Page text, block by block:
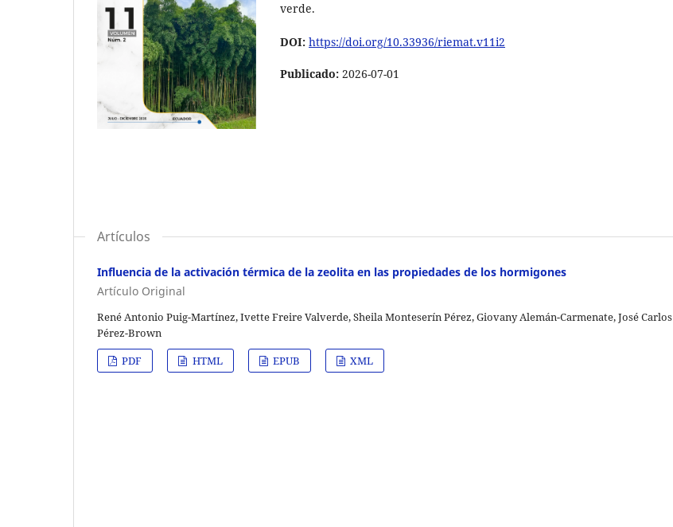
verde.
DOI: https://doi.org/10.33936/riemat.v11i2
Publicado: 2026-07-01
Artículos
Influencia de la activación térmica de la zeolita en las propiedades de los hormigones
Artículo Original
René Antonio Puig-Martínez, Ivette Freire Valverde, Sheila Monteserín Pérez, Giovany Alemán-Carmenate, José Carlos
Pérez-Brown
PDF HTML EPUB XML